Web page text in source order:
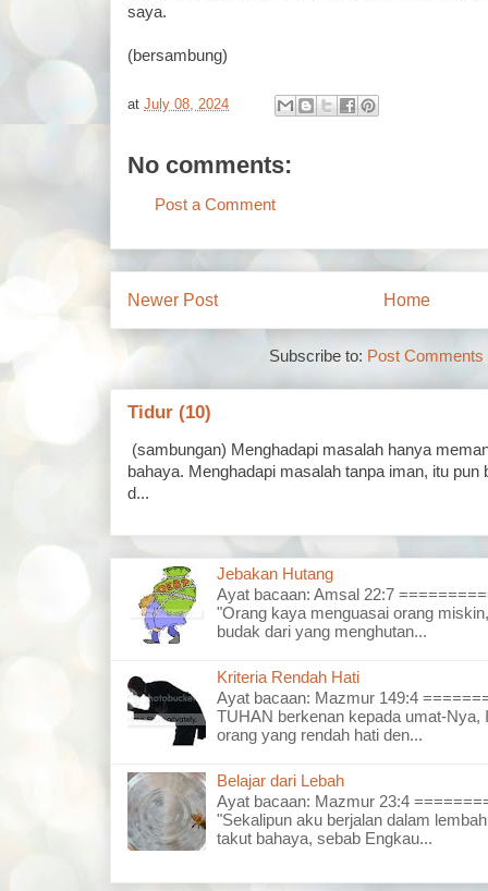
saya.
(bersambung)
at July 08, 2024
No comments:
Post a Comment
Newer Post Home
Subscribe to: Post Comments
Tidur (10)
(sambungan) Menghadapi masalah hanya
bahaya. Menghadapi masalah tanpa iman, itu
d...
Jebakan Hutang
Ayat bacaan: Amsal 22:7
"Orang kaya menguasai orang
budak dari yang menghutan...
Kriteria Rendah Hati
Ayat bacaan: Mazmur 149:4
TUHAN berkenan kepada umat-Nya,
orang yang rendah hati den...
Belajar dari Lebah
Ayat bacaan: Mazmur 23:4
"Sekalipun aku berjalan dalam
takut bahaya, sebab Engkau...